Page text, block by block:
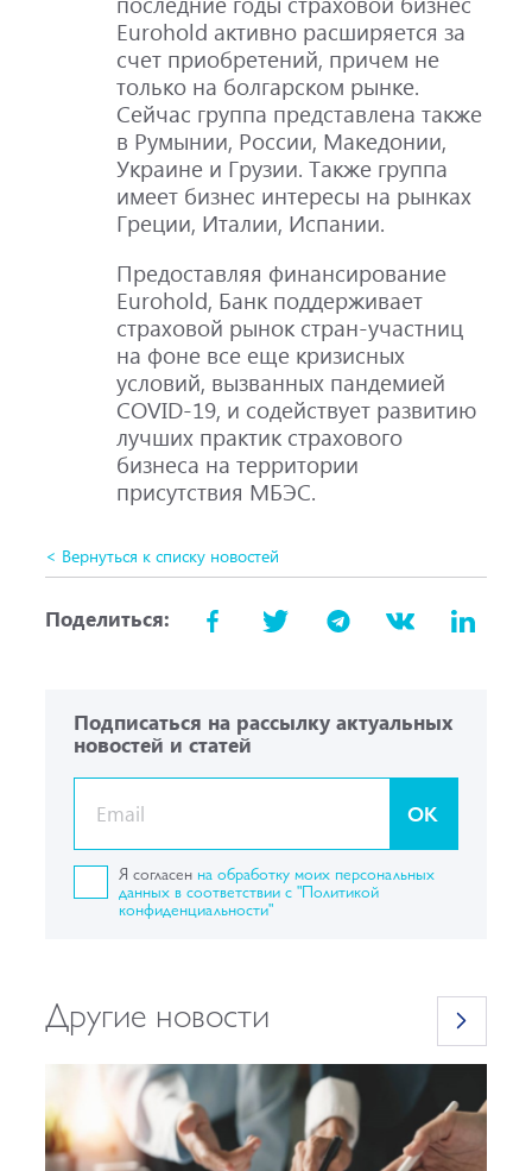
Eurohold активно расширяется за
счет приобретений, причем не
только на болгарском рынке.
Сейчас группа представлена также
в Румынии, России, Македонии,
Украине и Грузии. Также группа
имеет бизнес интересы на рынках
Греции, Италии, Испании.
Предоставляя финансирование
Eurohold, Банк поддерживает
страховой рынок стран-участниц
на фоне все еще кризисных
условий, вызванных пандемией
COVID-19, и содействует развитию
лучших практик страхового
бизнеса на территории
присутствия МБЭС.
< Вернуться к списку новостей
Поделиться:
Подписаться на рассылку актуальных
новостей и статей
OK
Я согласен на обработку моих персональных
данных в соответствии с "Политикой
конфиденциальности"
Другие новости